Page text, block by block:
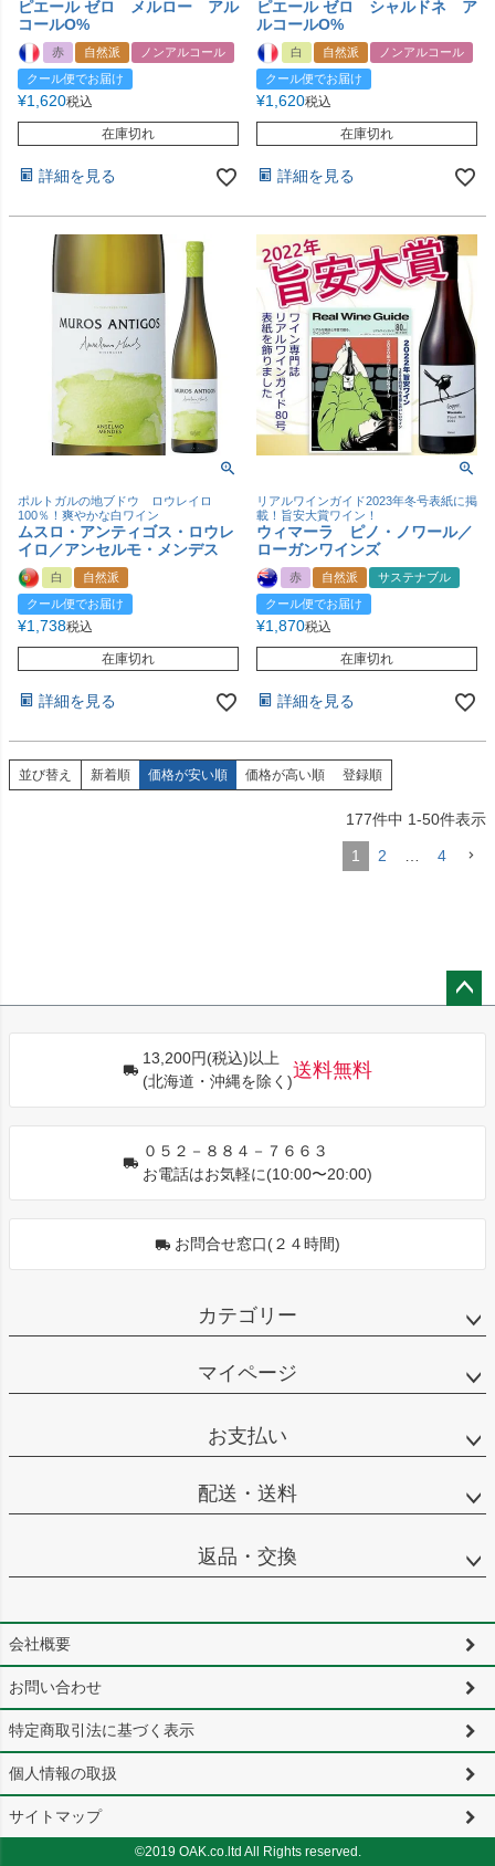
ピエール ゼロ メルロー アル
コールO%
赤 自然派
ノンアルコール
クール便でお届け
¥1,620税込
在庫切れ
詳細を見る
ピエール ゼロ シャルドネ ア
ルコールO%
白 自然派
ノンアルコール
クール便でお届け
¥1,620税込
在庫切れ
詳細を見る
ポルトガルの地ブドウ ロウレイロ
100％！爽やかな白ワイン
ムスロ・アンティゴス・ロウレ
イロ／アンセルモ・メンデス
白
自然派
クール便でお届け
¥1,738税込
在庫切れ
詳細を見る
リアルワインガイド2023年冬号表紙に掲
載！旨安大賞ワイン！
ウィマーラ ピノ・ノワール／
ローガンワインズ
赤 自然派
サステナブル
クール便でお届け
¥1,870税込
在庫切れ
詳細を見る
並び替え 新着順 価格が安い順 価格が高い順 登録順
177件中 1-50件表示
1 2 … 4
13,200円(税込)以上
(北海道・沖縄を除く)
送料無料
０５２－８８４－７６６３
お電話はお気軽に(10:00〜20:00)
お問合せ窓口(２４時間)
カテゴリー
マイページ
お支払い
配送・送料
返品・交換
会社概要
お問い合わせ
特定商取引法に基づく表示
個人情報の取扱
サイトマップ
©2019 OAK.co.ltd All Rights reserved.